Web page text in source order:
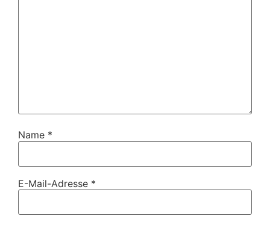
Name *
E-Mail-Adresse *